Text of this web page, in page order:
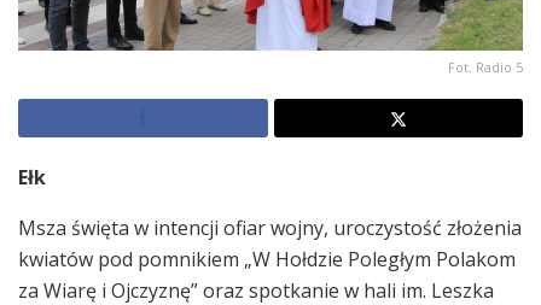
Fot. Radio 5
Ełk
Msza święta w intencji ofiar wojny, uroczystość złożenia
kwiatów pod pomnikiem „W Hołdzie Poległym Polakom
za Wiarę i Ojczyznę” oraz spotkanie w hali im. Leszka